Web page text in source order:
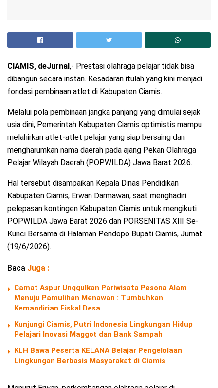
CIAMIS, deJurnal,- Prestasi olahraga pelajar tidak bisa
dibangun secara instan. Kesadaran itulah yang kini menjadi
fondasi pembinaan atlet di Kabupaten Ciamis.
Melalui pola pembinaan jangka panjang yang dimulai sejak
usia dini, Pemerintah Kabupaten Ciamis optimistis mampu
melahirkan atlet-atlet pelajar yang siap bersaing dan
mengharumkan nama daerah pada ajang Pekan Olahraga
Pelajar Wilayah Daerah (POPWILDA) Jawa Barat 2026.
Hal tersebut disampaikan Kepala Dinas Pendidikan
Kabupaten Ciamis, Erwan Darmawan, saat menghadiri
pelepasan kontingen Kabupaten Ciamis untuk mengikuti
POPWILDA Jawa Barat 2026 dan PORSENITAS XIII Se-
Kunci Bersama di Halaman Pendopo Bupati Ciamis, Jumat
(19/6/2026).
Baca Juga :
Camat Aspur Unggulkan Pariwisata Pesona Alam
Menuju Pamulihan Menawan : Tumbuhkan
Kemandirian Fiskal Desa
Kunjungi Ciamis, Putri Indonesia Lingkungan Hidup
Pelajari Inovasi Maggot dan Bank Sampah
KLH Bawa Peserta KELANA Belajar Pengelolaan
Lingkungan Berbasis Masyarakat di Ciamis